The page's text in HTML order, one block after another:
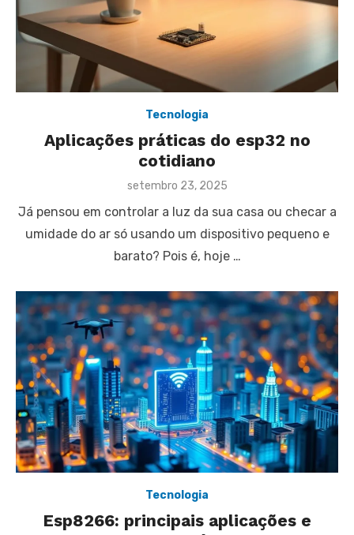
Tecnologia
Aplicações práticas do esp32 no
cotidiano
Posted
setembro 23, 2025
Já pensou em controlar a luz da sua casa ou checar a
umidade do ar só usando um dispositivo pequeno e
barato? Pois é, hoje …
Tecnologia
Esp8266: principais aplicações e